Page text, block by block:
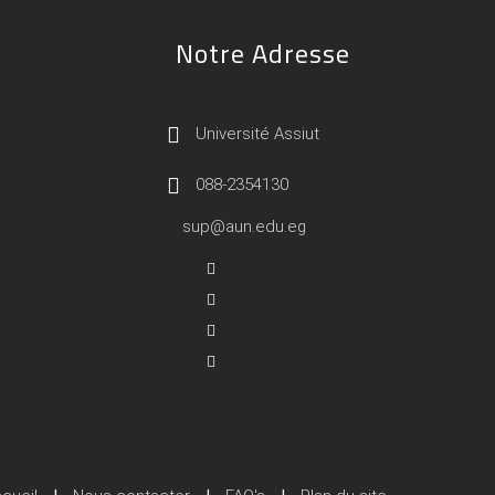
Notre Adresse
Université Assiut
088-2354130
sup@aun.edu.eg